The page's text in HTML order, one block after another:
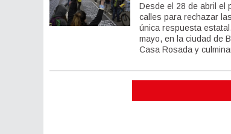
Desde el 28 de abril el
calles para rechazar
única respuesta
mayo, en la ciudad de
Casa Rosada y